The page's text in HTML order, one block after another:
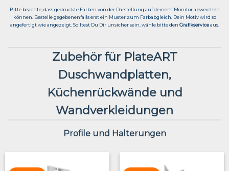
Bitte beachte, dass gedruckte Farben von der Darstellung auf deinem Monitor abweichen
können. Bestelle gegebenenfalls erst ein Muster zum Farbabgleich. Dein Motiv wird so
angefertigt wie angezeigt. Solltest Du Dir unsicher sein, wähle bitte den Grafikserviceaus.
Zubehör für PlateART
Duschwandplatten,
Küchenrückwände und
Wandverkleidungen
Profile und Halterungen